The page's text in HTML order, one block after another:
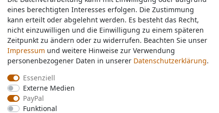
Wünschen Sie einen Rückruf?
service@nawajo.de
Schreiben Sie uns:
service@nawajo.de
Durchschnittliche Bewertung von
eines berechtigten Interesses erfolgen. Die Zustimmung
kann erteilt oder abgelehnt werden. Es besteht das Recht,
nicht einzuwilligen und die Einwilligung zu einem späteren
Zeitpunkt zu ändern oder zu widerrufen. Beachten Sie unser
Impressum und weitere Hinweise zur Verwendung
personenbezogener Daten in unserer Daten­schutz­erklärung.
Essenziell
Externe Medien
PayPal
Funktional
eines berechtigten Interesses erfolgen. Die Zustimmung
kann erteilt oder abgelehnt werden. Es besteht das Recht,
nicht einzuwilligen und die Einwilligung zu einem späteren
Zeitpunkt zu ändern oder zu widerrufen. Beachten Sie unser
Impressum und weitere Hinweise zur Verwendung
personenbezogener Daten in unserer Daten­schutz­erklärung.
Essenziell
Externe Medien
PayPal
Funktional